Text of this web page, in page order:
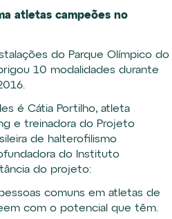
atletas campeões no
do Parque Olímpico do
10 modalidades durante
é Cátia Portilho, atleta
e treinadora do Projeto
de halterofilismo
do Instituto
do projeto:
comuns em atletas de
com o potencial que têm.